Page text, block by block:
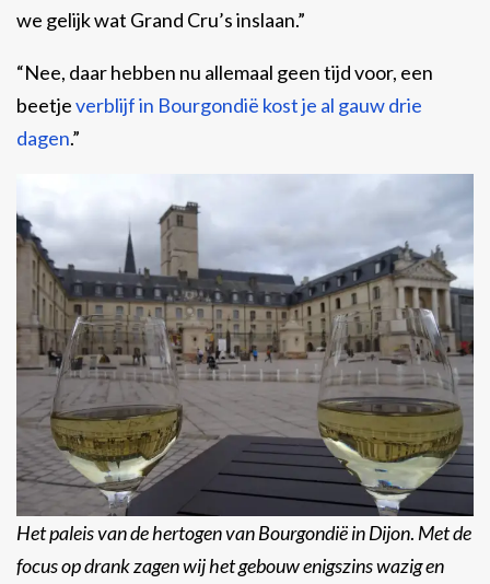
we gelijk wat Grand Cru’s inslaan.”
“Nee, daar hebben nu allemaal geen tijd voor, een
beetjeverblijf in Bourgondië kost je al gauw drie
dagen.”
Het paleis van de hertogen van Bourgondië in Dijon. Met de
focus op drank zagen wij het gebouw enigszins wazig en